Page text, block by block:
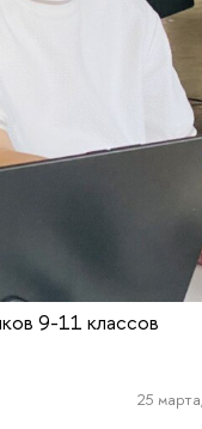
9-11 классов
25